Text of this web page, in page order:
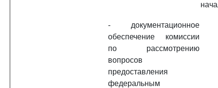
- документационное
обеспечение комиссии
по рассмотрению
вопросов
предоставления
федеральным